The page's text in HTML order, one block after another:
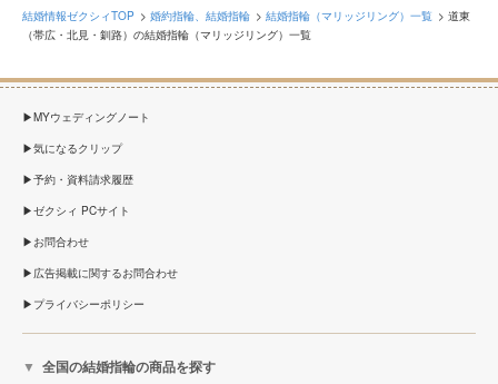
結婚情報ゼクシィTOP 婚約指輪、結婚指輪 結婚指輪（マリッジリング）一覧
道東
（帯広・北見・釧路）の結婚指輪（マリッジリング）一覧
MYウェディングノート
気になるクリップ
予約・資料請求履歴
ゼクシィ PCサイト
お問合わせ
広告掲載に関するお問合わせ
プライバシーポリシー
全国の結婚指輪の商品を探す